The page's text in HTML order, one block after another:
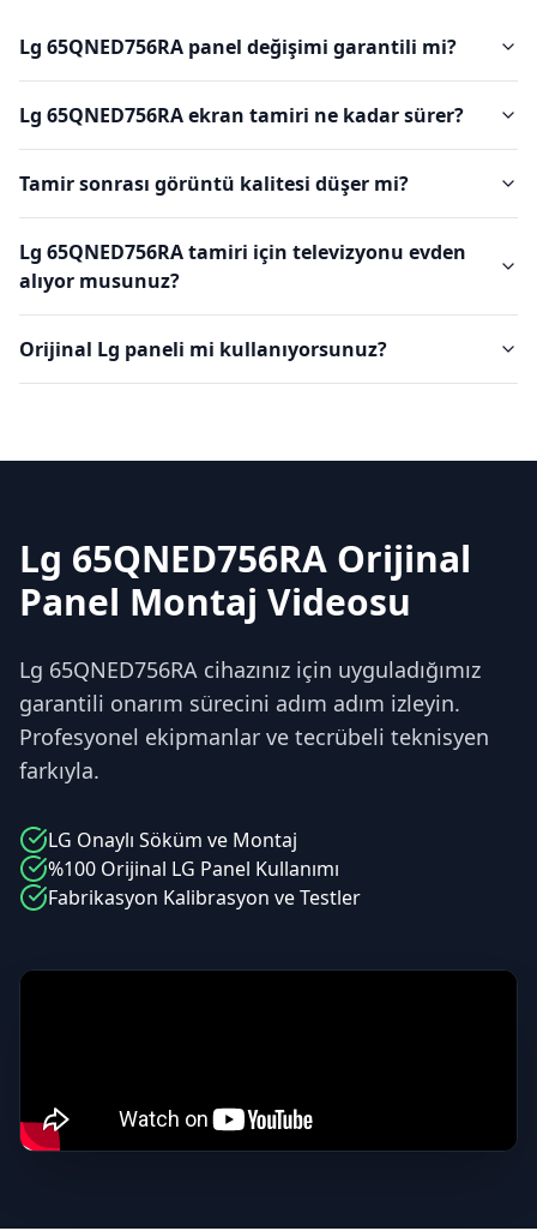
Lg 65QNED756RA panel değişimi garantili mi?
Lg 65QNED756RA ekran tamiri ne kadar sürer?
Tamir sonrası görüntü kalitesi düşer mi?
Lg 65QNED756RA tamiri için televizyonu evden
alıyor musunuz?
Orijinal Lg paneli mi kullanıyorsunuz?
Lg 65QNED756RA Orijinal
Panel Montaj Videosu
Lg 65QNED756RA cihazınız için uyguladığımız
garantili onarım sürecini adım adım izleyin.
Profesyonel ekipmanlar ve tecrübeli teknisyen
farkıyla.
LG Onaylı Söküm ve Montaj
%100 Orijinal LG Panel Kullanımı
Fabrikasyon Kalibrasyon ve Testler